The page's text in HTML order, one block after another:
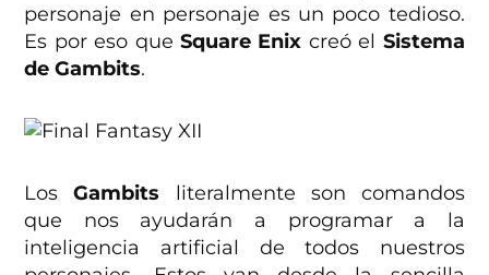
personaje en personaje es un poco tedioso.
Es por eso que Square Enix creó el Sistema
de Gambits.
Los Gambits literalmente son comandos
que nos ayudarán a programar a la
inteligencia artificial de todos nuestros